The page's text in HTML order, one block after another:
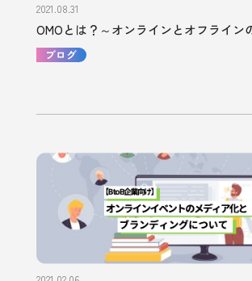
2021.08.31
OMOとは？～オンラインとオフライン
ブログ